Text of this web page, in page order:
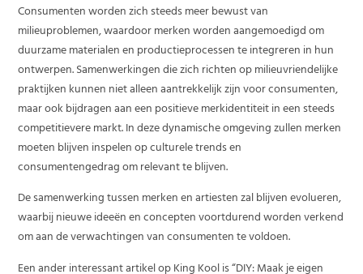
Consumenten worden zich steeds meer bewust van
milieuproblemen, waardoor merken worden aangemoedigd om
duurzame materialen en productieprocessen te integreren in hun
ontwerpen. Samenwerkingen die zich richten op milieuvriendelijke
praktijken kunnen niet alleen aantrekkelijk zijn voor consumenten,
maar ook bijdragen aan een positieve merkidentiteit in een steeds
competitievere markt. In deze dynamische omgeving zullen merken
moeten blijven inspelen op culturele trends en
consumentengedrag om relevant te blijven.
De samenwerking tussen merken en artiesten zal blijven evolueren,
waarbij nieuwe ideeën en concepten voortdurend worden verkend
om aan de verwachtingen van consumenten te voldoen.
Een ander interessant artikel op King Kool is “DIY: Maak je eigen